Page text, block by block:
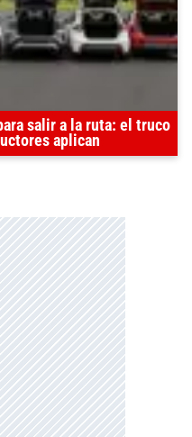
salir a la ruta: el truco
aplican